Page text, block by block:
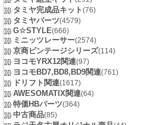
タミヤ完成品キット(76)
タミヤパーツ(4579)
G☆STYLE(666)
ミニッツレーサー(2574)
京商ビンテージシリーズ(114)
ヨコモYRX12関連(97)
ヨコモBD7,BD8,BD9関連(761)
ドリフト関連(1617)
AWESOMATIX関連(64)
特価HBパーツ(364)
中古商品(85)